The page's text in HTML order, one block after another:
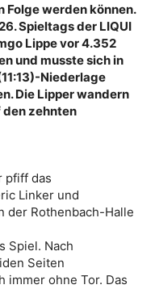
Folge werden können.
Spieltags der LIQUI
Lippe vor 4.352
und musste sich in
Niederlage
Die Lipper wandern
zehnten
pfiff das
Linker und
der Rothenbach-Halle
Spiel. Nach
Seiten
immer ohne Tor. Das